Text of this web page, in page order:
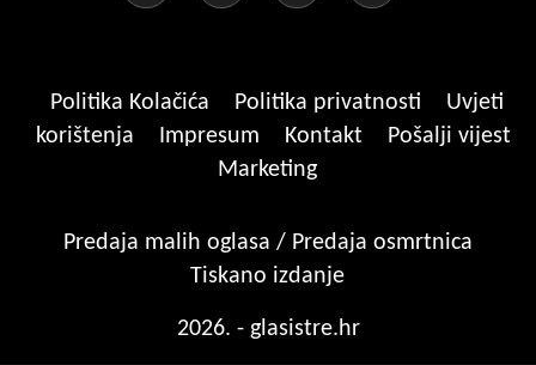
Politika Kolačića Politika privatnosti
Uvjeti
korištenja
Impresum Kontakt
Pošalji vijest
Marketing
Predaja malih oglasa / Predaja osmrtnica
Tiskano izdanje
2026. - glasistre.hr